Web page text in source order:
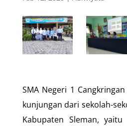
SMA Negeri 1
kunjungan dari sekolah-
Kabupaten Sleman,